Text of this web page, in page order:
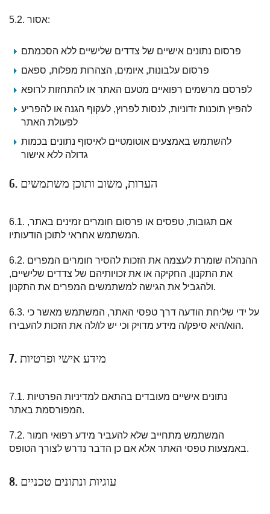
5.2. אסור:
פרסום נתונים אישיים של צדדים שלישיים ללא הסכמתם
פרסום עלבונות, איומים, הצהרות מפלות, ספאם
לפרסם מרשמים רפואיים מטעם האתר או להתחזות לרופא
להפיץ תוכנות זדוניות, לנסות לפרוץ, לעקוף הגנה או להפריע
לפעולת האתר
להשתמש באמצעים אוטומטיים לאיסוף נתונים בכמות
גדולה ללא אישור
6. הערות, משוב ותוכן משתמשים
6.1. אם תגובות, טפסים או פרסום חומרים זמינים באתר,
המשתמש אחראי לתוכן הודעותיו.
6.2. ההנהלה שומרת לעצמה את הזכות להסיר חומרים המפרים
את התקנון, החקיקה או את זכויותיהם של צדדים שלישיים,
ולהגביל את הגישה למשתמשים המפרים את התקנון.
6.3. על ידי שליחת הודעה דרך טפסי האתר, המשתמש מאשר כי
הוא/היא סיפק/ה מידע מדויק וכי יש לו/לה את הזכות להעבירו.
7. מידע אישי ופרטיות
7.1. נתונים אישיים מעובדים בהתאם למדיניות הפרטיות
המפורסמת באתר.
7.2. המשתמש מתחייב שלא להעביר מידע רפואי חמור
באמצעות טפסי האתר אלא אם כן הדבר נדרש לצורך הטופס.
8. עוגיות ונתונים טכניים